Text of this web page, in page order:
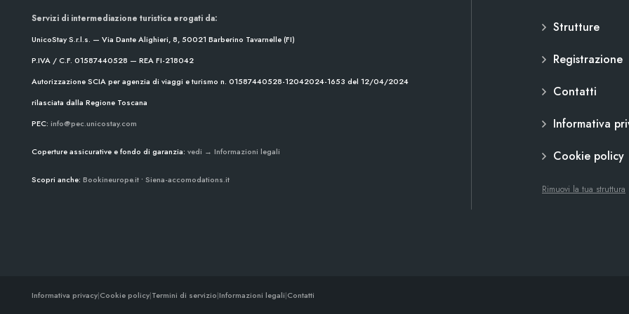
Servizi di intermediazione turistica erogati da:
UnicoStay S.r.l.s. — Via Dante Alighieri, 8, 50021 Barberino Tavarnelle (FI)
P.IVA / C.F. 01587440528 — REA FI-218042
Autorizzazione SCIA per agenzia di viaggi e turismo n. 01587440528-12042024-1653 del 12/04/2024
rilasciata dalla Regione Toscana
PEC: info@pec.unicostay.com
Coperture assicurative e fondo di garanzia: vedi → Informazioni legali
Scopri anche: Bookineurope.it • Siena-accomodations.it
Strutture
Registrazione
Contatti
Informativa
Cookie policy
Rimuovi la tua struttura
Informativa privacy|Cookie policy|Termini di servizio|Informazioni legali|Contatti